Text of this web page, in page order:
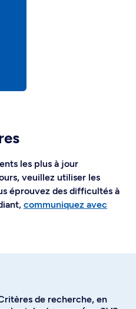
les plus à jour
veuillez utiliser les
éprouvez des difficultés à
communiquez avec
de recherche, en